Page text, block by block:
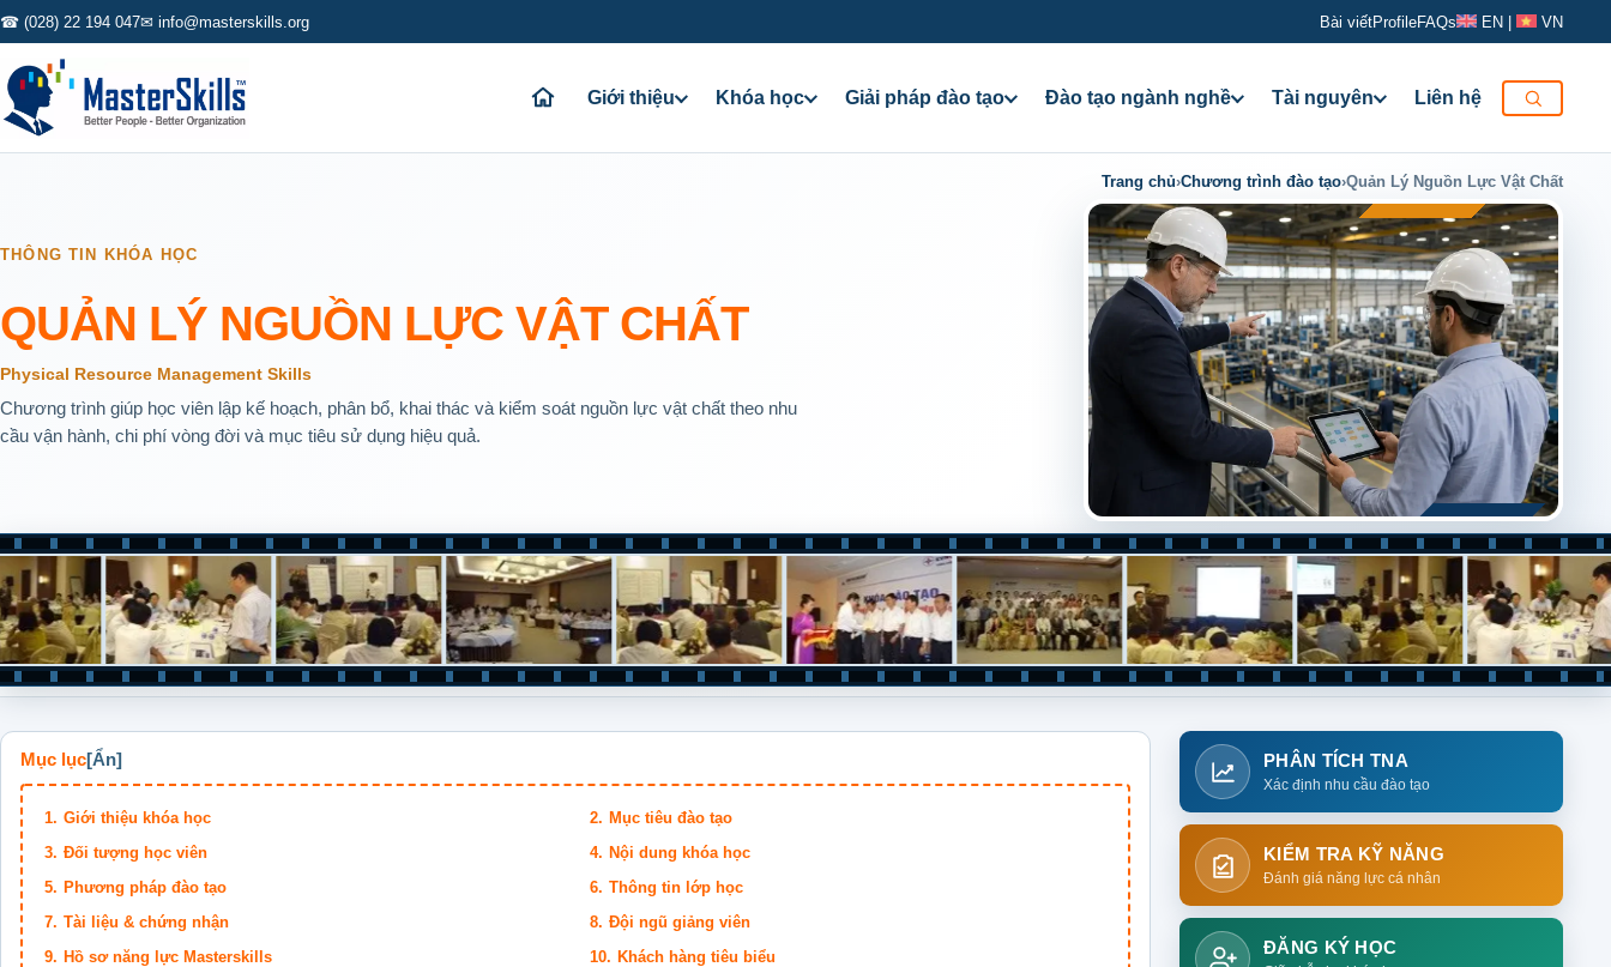
☎ (028) 22 194 047✉ info@masterskills.org Bài viếtProfileFAQs EN | VN
Giới thiệu Khóa học Giải pháp đào tạo Đào tạo ngành nghề Tài nguyên Liên hệ
Trang chủ›Chương trình đào tạo›Quản Lý Nguồn Lực Vật Chất
THÔNG TIN KHÓA HỌC
QUẢN LÝ NGUỒN LỰC VẬT CHẤT
Physical Resource Management Skills
Chương trình giúp học viên lập kế hoạch, phân bổ, khai thác và kiểm soát nguồn lực vật chất theo nhu
cầu vận hành, chi phí vòng đời và mục tiêu sử dụng hiệu quả.
Mục lục
Giới thiệu khóa học
Mục tiêu đào tạo
Đối tượng học viên
Nội dung khóa học
Phương pháp đào tạo
Thông tin lớp học
Tài liệu & chứng nhận
Đội ngũ giảng viên
Hồ sơ năng lực Masterskills
Khách hàng tiêu biểu
PHÂN TÍCH TNA
Xác định nhu cầu đào tạo
KIỂM TRA KỸ NĂNG
Đánh giá năng lực cá nhân
ĐĂNG KÝ HỌC